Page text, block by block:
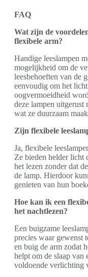
FAQ
Wat zijn de
flexibele arm?
Handige leeslampen
mogelijkheid om de
leesbehoeften van de
eenvoudig om het
oogvermoeidheid
deze lampen
wat ze duurzaam
Zijn flexibele
Ja, flexibele
Ze bieden helder licht
het lezen zonder dat
de lamp. Hierdoor
genieten van hun
Hoe kan ik een
het nachtlezen?
Een buigzame
precies waar gewenst
en buig de arm zodat
helpt om de slaap van
voldoende verlichting